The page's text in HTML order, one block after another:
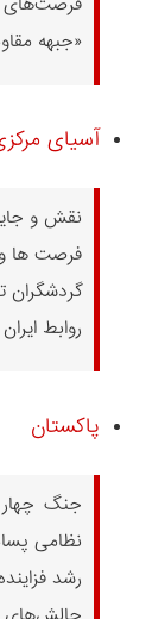
«جبهه
آسیای
نقش و
فرصت ها
گردشگران
روابط
پاکستان
جنگ چهار
نظامی
رشد